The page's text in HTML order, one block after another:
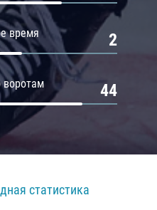
время 2
воротам 44
статистика